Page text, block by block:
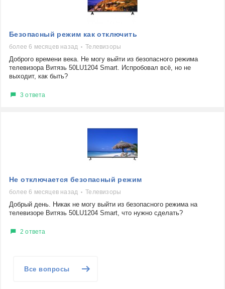
Безопасный режим как отключить
более 6 месяцев назад Телевизоры
Доброго времени века. Не могу выйти из безопасного режима
телевизора Витязь 50LU1204 Smart. Испробовал всё, но не
выходит, как быть?
3 ответа
Не отключается безопасный режим
более 6 месяцев назад Телевизоры
Добрый день. Никак не могу выйти из безопасного режима на
телевизоре Витязь 50LU1204 Smart, что нужно сделать?
2 ответа
Все вопросы